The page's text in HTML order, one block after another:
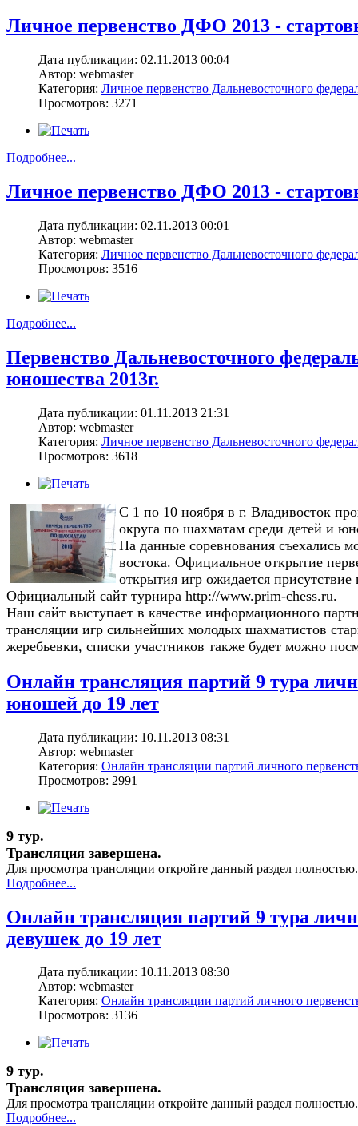
Личное первенство ДФО 2013 -
Дата публикации: 02.11.2013 00:04
Автор: webmaster
Категория: Личное первенство Дальневосточного
Просмотров: 3271
Подробнее...
Личное первенство ДФО 2013 -
Дата публикации: 02.11.2013 00:01
Автор: webmaster
Категория: Личное первенство Дальневосточного
Просмотров: 3516
Подробнее...
Первенство Дальневосточного
юношества 2013г.
Дата публикации: 01.11.2013 21:31
Автор: webmaster
Категория: Личное первенство Дальневосточного
Просмотров: 3618
С 1 по 10 ноября в г. Владивосток
округа по шахматам среди детей и
На данные соревнования съехались
востока. Официальное открытие
открытия игр ожидается
Официальный сайт турнира http://www.prim-chess.ru.
Наш сайт выступает в качестве информационного
трансляции игр сильнейших молодых шахматистов
жеребьевки, списки участников также будет можно
Онлайн трансляция партий 9 тура
юношей до 19 лет
Дата публикации: 10.11.2013 08:31
Автор: webmaster
Категория: Онлайн трансляции партий личного
Просмотров: 2991
9 тур.
Трансляция завершена.
Для просмотра трансляции откройте данный раздел полностью.
Подробнее...
Онлайн трансляция партий 9 тура
девушек до 19 лет
Дата публикации: 10.11.2013 08:30
Автор: webmaster
Категория: Онлайн трансляции партий личного
Просмотров: 3136
9 тур.
Трансляция завершена.
Для просмотра трансляции откройте данный раздел полностью.
Подробнее...